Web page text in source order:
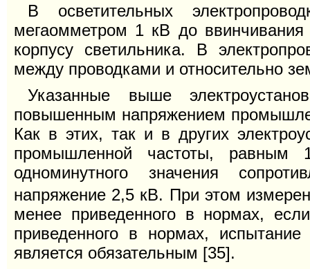
В осветительных
мегаомметром 1 кВ до
корпусу светильника. В
между проводками и относительно
Указанные выше
повышенным напряжением
Как в этих, так и в других
промышленной частоты,
одноминутного значения
напряжение 2,5 кВ. При этом
менее приведенного в нормах,
приведенного в нормах,
является обязательным [35].